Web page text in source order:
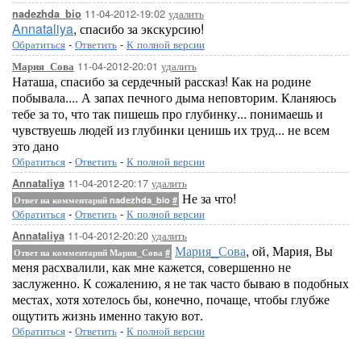
nadezhda_bio 11-04-2012-19:02 удалить
Annataliya, спасибо за экскурсию!
Обратиться - Ответить - К полной версии
Мария_Сова 11-04-2012-20:01 удалить
Наташа, спасибо за сердечный рассказ! Как на родине
побывала.... А запах печного дыма неповторим. Кланяюсь
тебе за то, что так пишешь про глубинку... понимаешь и
чувствуешь людей из глубинки ценишь их труд... не всем
это дано
Обратиться - Ответить - К полной версии
Annataliya 11-04-2012-20:17 удалить
Ответ на комментарий nadezhda_bio # Не за что!
Обратиться - Ответить - К полной версии
Annataliya 11-04-2012-20:20 удалить
Ответ на комментарий Мария_Сова # Мария_Сова, ой, Мария, Вы
меня расхвалили, как мне кажется, совершенно не
заслуженно. К сожалению, я не так часто бываю в подобных
местах, хотя хотелось бы, конечно, почаще, чтобы глубже
ощутить жизнь именно такую вот.
Обратиться - Ответить - К полной версии